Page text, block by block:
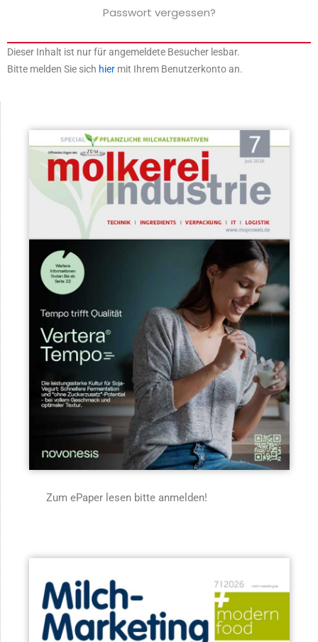
Passwort vergessen?
Dieser Inhalt ist nur für angemeldete Besucher lesbar.
Bitte melden Sie sich hier mit Ihrem Benutzerkonto an.
Zum ePaper lesen bitte anmelden!